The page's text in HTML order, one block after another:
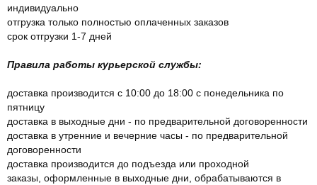
индивидуально
отгрузка только полностью оплаченных заказов
срок отгрузки 1-7 дней
Правила работы курьерской службы:
доставка производится с 10:00 до 18:00 с понедельника по
пятницу
доставка в выходные дни - по предварительной договоренности
доставка в утренние и вечерние часы - по предварительной
договоренности
доставка производится до подъезда или проходной
заказы, оформленные в выходные дни, обрабатываются в